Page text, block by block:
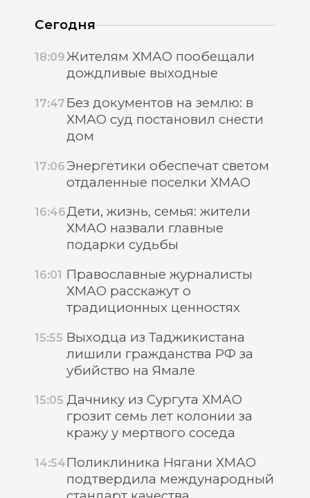
Сегодня
18:09Жителям ХМАО пообещали
дождливые выходные
17:47 Без документов на землю: в
ХМАО суд постановил снести
дом
17:06 Энергетики обеспечат светом
отдаленные поселки ХМАО
16:46Дети, жизнь, семья: жители
ХМАО назвали главные
подарки судьбы
16:01 Православные журналисты
ХМАО расскажут о
традиционных ценностях
15:55 Выходца из Таджикистана
лишили гражданства РФ за
убийство на Ямале
15:05 Дачнику из Сургута ХМАО
грозит семь лет колонии за
кражу у мертвого соседа
14:54Поликлиника Нягани ХМАО
подтвердила международный